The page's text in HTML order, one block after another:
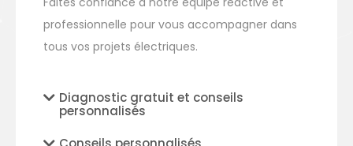
apporter une réponse rapide et personnalisée.
Faites confiance à notre équipe réactive et
professionnelle pour vous accompagner dans
Diagnostic gratuit et conseils